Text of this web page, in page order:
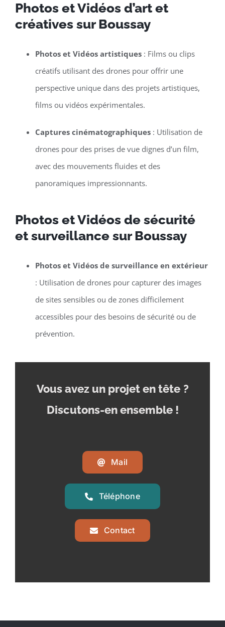
Photos et Vidéos d’art et
créatives sur Boussay
Photos et Vidéos artistiques: Films ou clips
créatifs utilisant des drones pour offrir une
perspective unique dans des projets artistiques,
films ou vidéos expérimentales.
Captures cinématographiques: Utilisation de
drones pour des prises de vue dignes d’un film,
avec des mouvements fluides et des
panoramiques impressionnants.
Photos et Vidéos de sécurité
et surveillance sur Boussay
Photos et Vidéos de surveillance en extérieur
: Utilisation de drones pour capturer des images
de sites sensibles ou de zones difficilement
accessibles pour des besoins de sécurité ou de
prévention.
Vous avez un projet en tête ?
Discutons-en ensemble !
Mail
Téléphone
Contact